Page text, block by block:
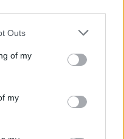
Outs
of my
my